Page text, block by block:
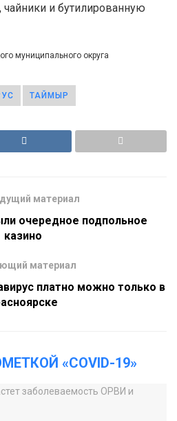
чайники и бутилированную
муниципального округа
ТАЙМЫР
материал
очередное подпольное
казино
материал
платно можно только в
«COVID-19»